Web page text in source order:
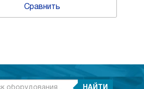
Сравнить
НАЙТИ